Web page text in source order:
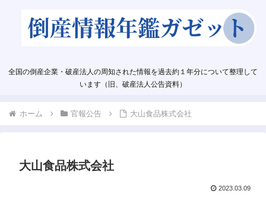
全国の倒産企業・破産法人の周知された情報を過去約１年分について整理して
います（旧、破産法人公告資料）
ホーム 官報公告 大山食品株式会社
大山食品株式会社
2023.03.09